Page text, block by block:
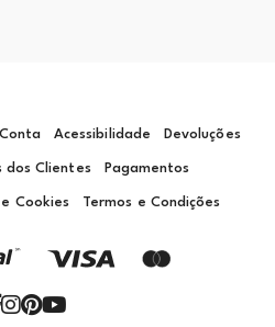
Conta Acessibilidade Devoluções
dos Clientes Pagamentos
Cookies Termos e Condições